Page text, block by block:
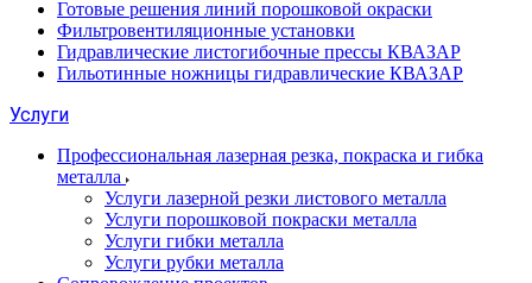
Готовые решения линий порошковой окраски
Фильтровентиляционные установки
Гидравлические листогибочные прессы КВАЗАР
Гильотинные ножницы гидравлические КВАЗАР
Услуги
Профессиональная лазерная резка, покраска и гибка
металла
Услуги лазерной резки листового металла
Услуги порошковой покраски металла
Услуги гибки металла
Услуги рубки металла